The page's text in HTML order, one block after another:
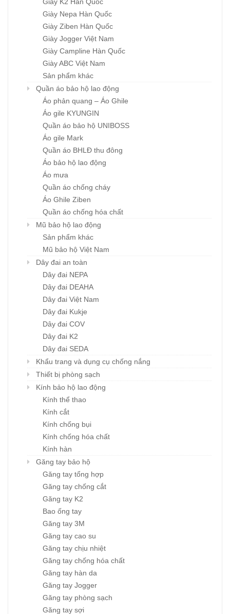
Giày Nepa Hàn Quốc
Giày Ziben Hàn Quốc
Giày Jogger Việt Nam
Giày Campline Hàn Quốc
Giày ABC Việt Nam
Sản phẩm khác
Quần áo bảo hộ lao động
Áo phản quang – Áo Ghile
Áo gile KYUNGIN
Quần áo bảo hộ UNIBOSS
Áo gile Mark
Quần áo BHLĐ thu đông
Áo bảo hộ lao động
Áo mưa
Quần áo chống cháy
Áo Ghile Ziben
Quần áo chống hóa chất
Mũ bảo hộ lao động
Sản phẩm khác
Mũ bảo hộ Việt Nam
Dây đai an toàn
Dây đai NEPA
Dây đai DEAHA
Dây đai Việt Nam
Dây đai Kukje
Dây đai COV
Dây đai K2
Dây đai SEDA
Khẩu trang và dụng cụ chống nắng
Thiết bị phòng sạch
Kính bảo hộ lao động
Kính thể thao
Kính cắt
Kính chống bụi
Kính chống hóa chất
Kính hàn
Găng tay bảo hộ
Găng tay tổng hợp
Găng tay chống cắt
Găng tay K2
Bao ống tay
Găng tay 3M
Găng tay cao su
Găng tay chịu nhiệt
Găng tay chống hóa chất
Găng tay hàn da
Găng tay Jogger
Găng tay phòng sạch
Găng tay sợi